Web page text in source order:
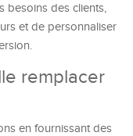
besoins des clients,
et de personnaliser
remplacer
en fournissant des